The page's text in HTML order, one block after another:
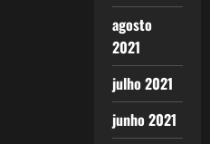
agosto
2021
julho 2021
junho 2021